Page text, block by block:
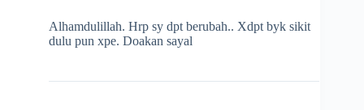
Alhamdulillah. Hrp sy dpt berubah.. Xdpt byk sikit
dulu pun xpe. Doakan sayal